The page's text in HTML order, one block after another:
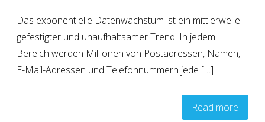
Das exponentielle Datenwachstum ist ein mittlerweile
gefestigter und unaufhaltsamer Trend. In jedem
Bereich werden Millionen von Postadressen, Namen,
E-Mail-Adressen und Telefonnummern jede […]
Read more